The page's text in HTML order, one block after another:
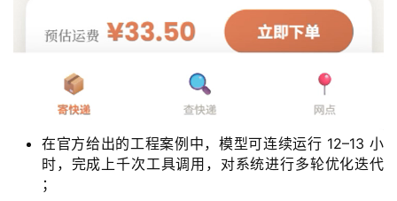
Pro（58.6%）、DeepSearchQA（92.5%）等强调真实工
程能力与多步推理的测试中，已达到或超过部分闭源模型水
这一点在实测中也有明显体现：
在官方给出的工程案例中，模型可连续运行 12–13 小
时，完成上千次工具调用，对系统进行多轮优化迭代
；